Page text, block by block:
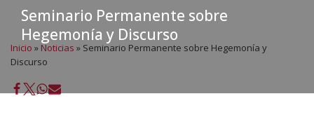
Seminario Permanente sobre
Hegemonía y Discurso
Inicio » Noticias » Seminario Permanente sobre Hegemonía y
Discurso